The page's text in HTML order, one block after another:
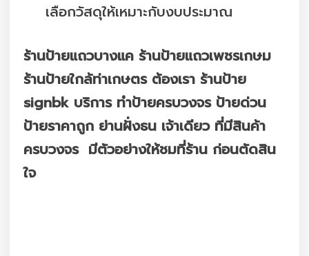
เลือกวัสดุให้เหมาะกับงบประมาณ
ร้านป้ายแถวบางแค ร้านป้ายแถวเพชรเกษม
ร้านป้ายใกล้ท่าเกษตร ต้องเรา ร้านป้าย
signbk บริการ ทำป้ายครบวงจร ป้ายด่วน
ป้ายราคาถูก ย่านฝั่งธน เจ้าเดียว ที่มีสินค้า
ครบวงจร มีตัวอย่างให้ชมที่ร้าน ก่อนตัดสิน
ใจ